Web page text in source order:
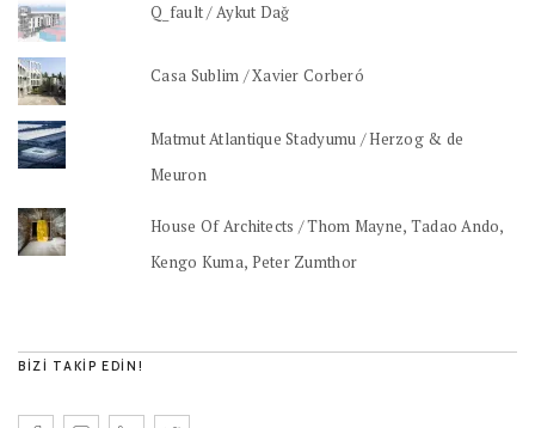
Q_fault / Aykut Dağ
Casa Sublim / Xavier Corberó
Matmut Atlantique Stadyumu / Herzog & de
Meuron
House Of Architects / Thom Mayne, Tadao Ando,
Kengo Kuma, Peter Zumthor
BIZI TAKIP EDIN!